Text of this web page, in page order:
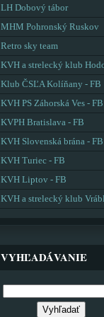
LH Dobový tábor
MHM Pohronský Ruskov
Retro sky team
KVH a strelecký klub
Klub ČSĽA Kolíňany - FB
KVH PS Záhorská Ves - FB
KVPH Bratislava - FB
KVH Slovenská brána - FB
KVH Turiec - FB
KVH Liptov - FB
KVH a strelecký klub
VYHĽADÁVANIE